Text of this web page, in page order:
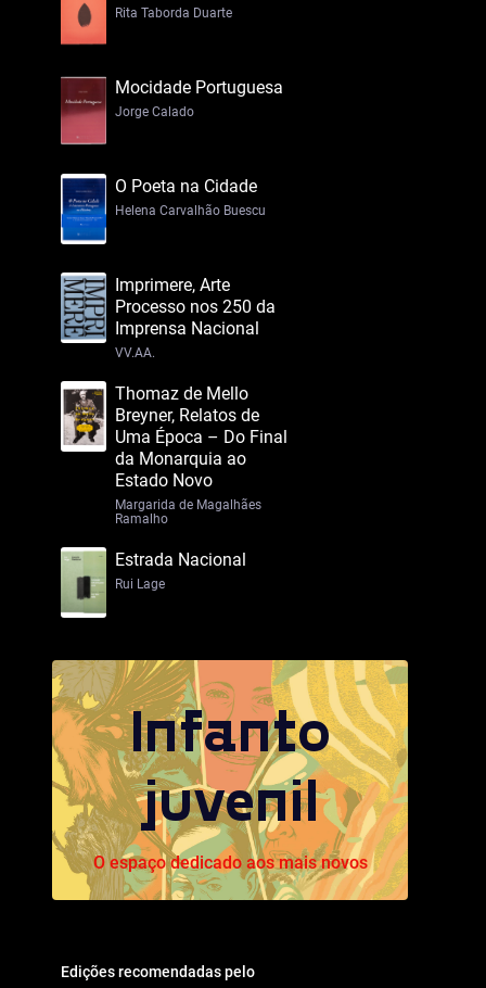
Rita Taborda Duarte
Mocidade Portuguesa
Jorge Calado
O Poeta na Cidade
Helena Carvalhão Buescu
Imprimere, Arte
Processo nos 250 da
Imprensa Nacional
VV.AA.
Thomaz de Mello
Breyner, Relatos de
Uma Época – Do Final
da Monarquia ao
Estado Novo
Margarida de Magalhães
Ramalho
Estrada Nacional
Rui Lage
Infanto
juvenil
O espaço dedicado aos mais novos
Edições recomendadas pelo